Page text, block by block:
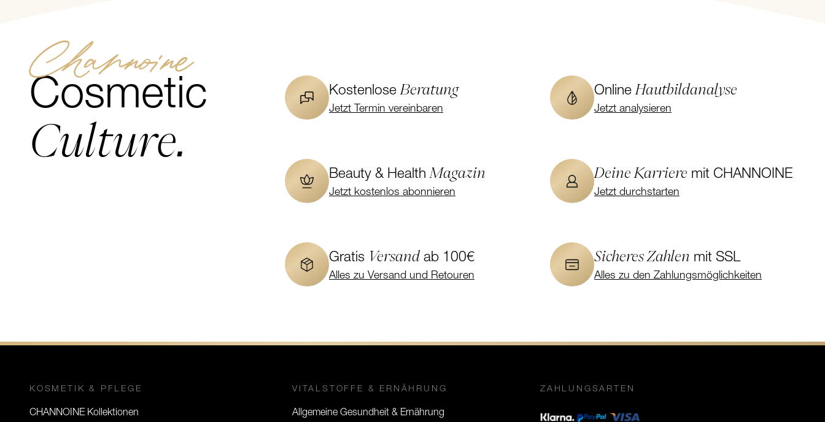
Channoine
Cosmetic
Culture.
KostenloseBeratung
Jetzt Termin vereinbaren
OnlineHautbildanalyse
Jetzt analysieren
Beauty & HealthMagazin
Jetzt kostenlos abonnieren
Deine Karriere mit CHANNOINE
Jetzt durchstarten
Gratis Versand ab 100€
Alles zu Versand und Retouren
Sicheres Zahlen mit SSL
Alles zu den Zahlungsmöglichkeiten
KOSMETIK & PFLEGE
CHANNOINE Kollektionen
VITALSTOFFE & ERNÄHRUNG
Allgemeine Gesundheit & Ernährung
ZAHLUNGSARTEN